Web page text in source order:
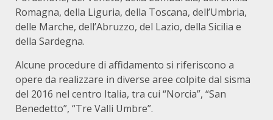
Romagna, della Liguria, della Toscana, dell’Umbria,
delle Marche, dell’Abruzzo, del Lazio, della Sicilia e
della Sardegna.
Alcune procedure di affidamento si riferiscono a
opere da realizzare in diverse aree colpite dal sisma
del 2016 nel centro Italia, tra cui “Norcia”, “San
Benedetto”, “Tre Valli Umbre”.